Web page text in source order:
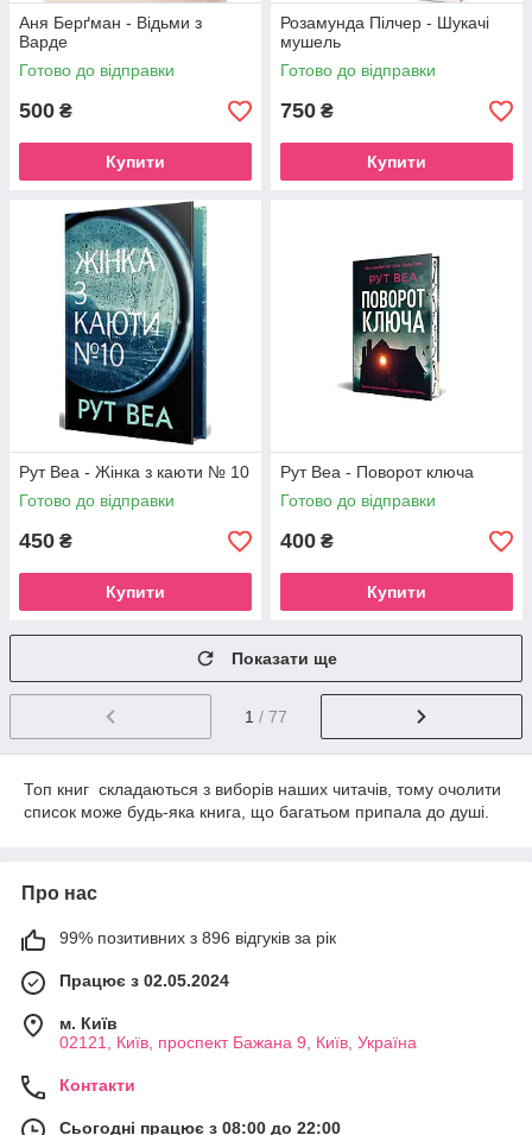
Аня Берґман - Відьми з
Варде
Готово до відправки
500 ₴
Купити
Розамунда Пілчер - Шукачі
мушель
Готово до відправки
750 ₴
Купити
Рут Веа - Жінка з каюти № 10
Готово до відправки
450 ₴
Купити
Рут Веа - Поворот ключа
Готово до відправки
400 ₴
Купити
Показати ще
1 / 77
Топ книг складаються з виборів наших читачів, тому очолити
список може будь-яка книга, що багатьом припала до душі.
Про нас
99% позитивних з 896 відгуків за рік
Працює з 02.05.2024
м. Київ
02121, Київ, проспект Бажана 9, Київ, Україна
Контакти
Сьогодні працює з 08:00 до 22:00